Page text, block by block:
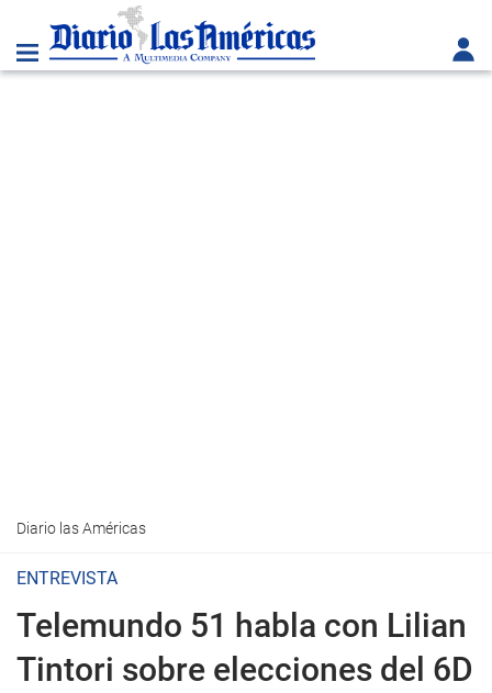
Diario las Américas
ENTREVISTA
Telemundo 51 habla con Lilian
Tintori sobre elecciones del 6D